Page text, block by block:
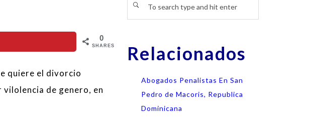
0
SHARES
quiere el divorcio
de genero, en
Relacionados
Abogados Penalistas En San
Pedro de Macoris, Republica
Dominicana